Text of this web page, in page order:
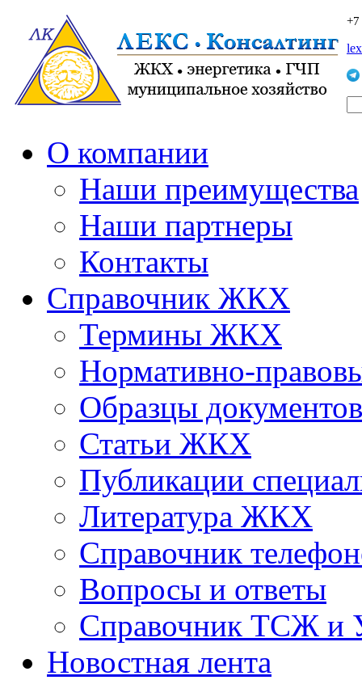
О компании
Наши преимущества
Наши партнеры
Контакты
Справочник ЖКХ
Термины ЖКХ
Нормативно-
Образцы документов
Статьи ЖКХ
Публикации
Литература ЖКХ
Справочник
Вопросы и ответы
Справочник ТСЖ и
Новостная лента